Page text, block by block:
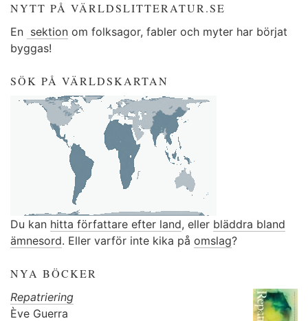
NYTT PÅ VÄRLDSLITTERATUR.SE
En sektion om folksagor, fabler och myter har börjat
byggas!
SÖK PÅ VÄRLDSKARTAN
Du kan hitta författare efter land, eller bläddra bland
ämnesord. Eller varför inte kika på omslag?
NYA BÖCKER
Repatriering
Ève Guerra